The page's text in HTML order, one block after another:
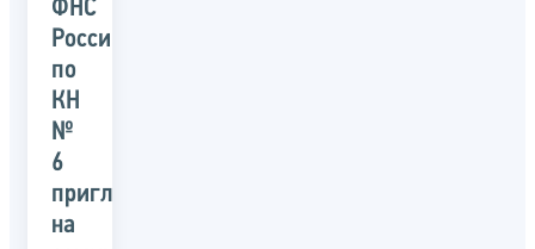
ФНС
России
по
КН
№
6
приглашает
на